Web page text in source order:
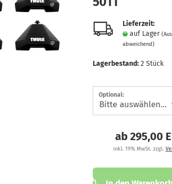
Lieferzeit:
auf Lager
abweichend)
Lagerbestand: 2Stück
Optional:
ab 295,00
inkl. 19% MwSt. zzgl.